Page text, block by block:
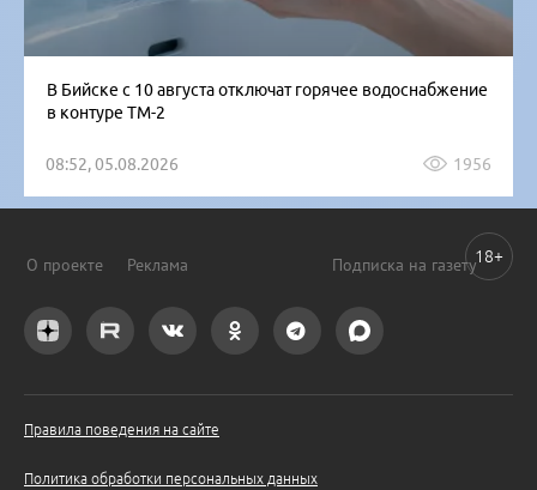
В Бийске с 10 августа отключат горячее водоснабжение
в контуре ТМ-2
08:52, 05.08.2026 1956
О проекте Реклама Подписка на газету
Правила поведения на сайте
Политика обработки персональных данных
18+